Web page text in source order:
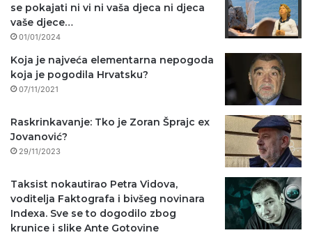
se pokajati ni vi ni vaša djeca ni djeca
vaše djece…
01/01/2024
Koja je najveća elementarna nepogoda
koja je pogodila Hrvatsku?
07/11/2021
Raskrinkavanje: Tko je Zoran Šprajc ex
Jovanović?
29/11/2023
Taksist nokautirao Petra Vidova,
voditelja Faktografa i bivšeg novinara
Indexa. Sve se to dogodilo zbog
krunice i slike Ante Gotovine